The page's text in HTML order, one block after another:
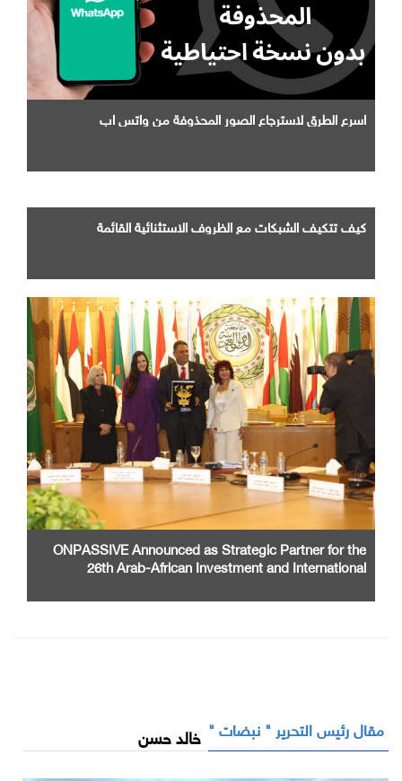
اسرع الطرق لاسترجاع الصور المحذوفة من واتس اب
كيف تتكيف الشبكات مع الظروف الاستثنائية القائمة
ONPASSIVE Announced as Strategic Partner for the
26th Arab-African Investment and International
مقال رئيس التحرير " نبضات " خالد حسن